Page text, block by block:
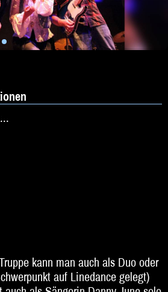
kann man auch als Duo oder
auf Linedance gelegt)